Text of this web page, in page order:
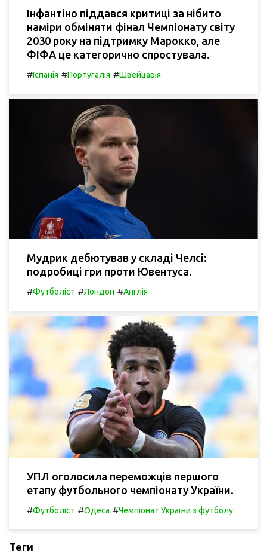
Інфантіно піддався критиці за нібито
наміри обміняти фінал Чемпіонату світу
2030 року на підтримку Марокко, але
ФІФА це категорично спростувала.
#Іспанія #Португалія #Швейцарія
Мудрик дебютував у складі Челсі:
подробиці гри проти Ювентуса.
#Футболіст #Лондон #Англія
УПЛ оголосила переможців першого
етапу футбольного чемпіонату України.
#Футболіст #Одеса #Чемпіонат України з футболу
Теги